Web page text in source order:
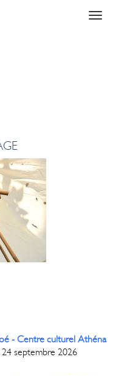
Toggle
- Centre culturel Athéna
septembre 2026